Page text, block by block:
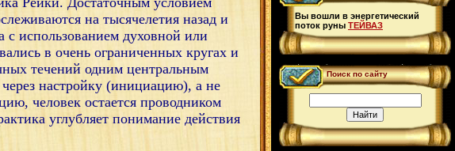
на тысячелетия назад и
с использованием духовной или
в очень ограниченных кругах и
течений одним центральным
настройку (инициацию), а не
человек остается проводником
углубляет понимание действия
Вы вошли в энергетический
поток руны ТЕЙВАЗ
Поиск по сайту